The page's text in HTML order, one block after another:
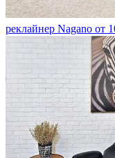
реклайнер Nagano от